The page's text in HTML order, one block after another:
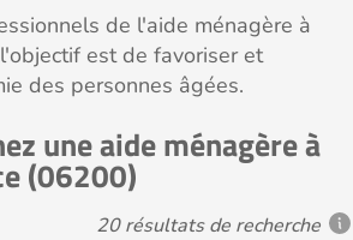
de l'aide ménagère à
est de favoriser et
des personnes âgées.
une aide ménagère à
(06200)
20 résultats de recherche